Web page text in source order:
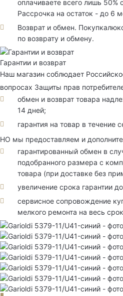
оплачиваете всего лишь 50%
Рассрочка на остаток - до 6
Возврат и обмен.
по возврату и обмену.
Гарантии и возврат
Наш магазин соблюдает
вопросах Защиты прав
обмен и возврат товара
14 дней;
гарантия на товар в течение
НО мы предоставляем и
гарантированный обмен в
подобранного размера с
товара (при доставке без
увеличение срока гарантии
сервисное сопровождение
мелкого ремонта на весь